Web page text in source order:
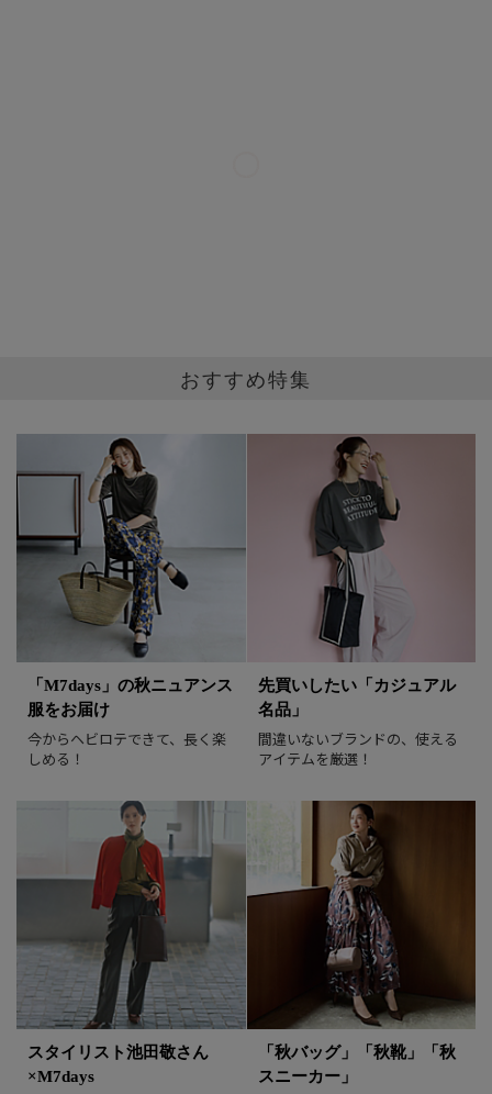
トップス５選
40代のおしゃれは、Tシャツ一枚で差
がつく！白黒パックT夏コーデ6選
【アパレル出身Kの着回し術「大人はこ
れ、どう着る？」】
2026/7/13
この夏、通勤で活躍する 「黒トップ
ス」８選
迷ったらまずは黒トップスをチェッ
2026/7/10
【身長別】40代の猛暑服はこれ！
２大ヒット「オールインワン」【美女
組試着会スナップ】【40代ファッショ
ン】
おすすめ特集
「M7days」の秋ニュアンス
服をお届け
今からヘビロテできて、長く楽
しめる！
先買いしたい「カジュアル
名品」
間違いないブランドの、使える
アイテムを厳選！
スタイリスト池田敬さん
×M7days
「秋バッグ」「秋靴」「秋
スニーカー」